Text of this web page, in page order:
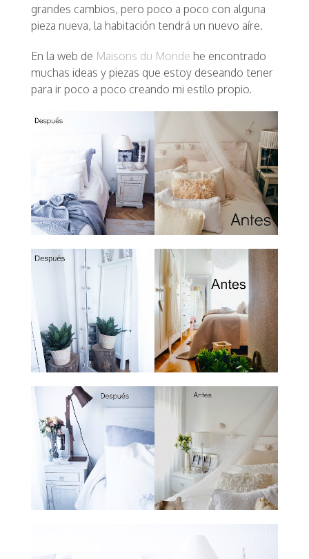
grandes cambios, pero poco a poco con alguna
pieza nueva, la habitación tendrá un nuevo aíre.
En la web de Maisons du Monde he encontrado
muchas ideas y piezas que estoy deseando tener
para ir poco a poco creando mi estilo propio.